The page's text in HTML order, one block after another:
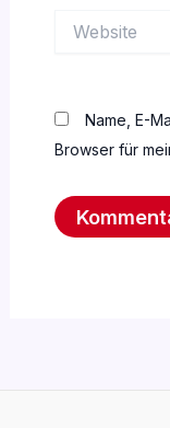
Name, E-
Browser für